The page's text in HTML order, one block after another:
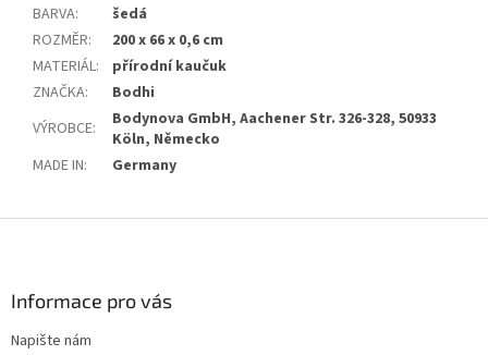
BARVA:
šedá
ROZMĚR:
200 x 66 x 0,6 cm
MATERIÁL:
přírodní kaučuk
ZNAČKA:
Bodhi
VÝROBCE:
Bodynova GmbH, Aachener Str. 326-328, 50933
Köln, Německo
MADE IN: Germany
Informace pro vás
Napište nám